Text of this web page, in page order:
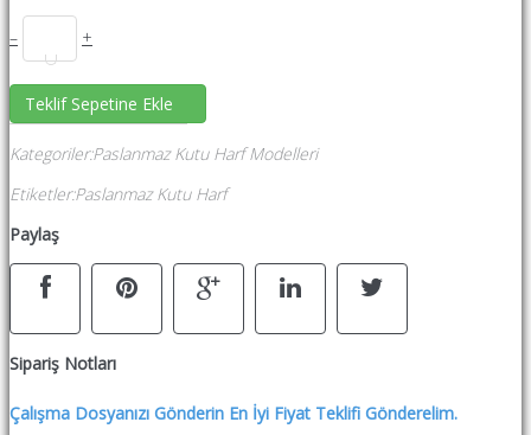
– +
Teklif Sepetine Ekle
Kategoriler:Paslanmaz Kutu Harf Modelleri
Etiketler:Paslanmaz Kutu Harf
Paylaş
Sipariş Notları
Çalışma Dosyanızı Gönderin En İyi Fiyat Teklifi Gönderelim.